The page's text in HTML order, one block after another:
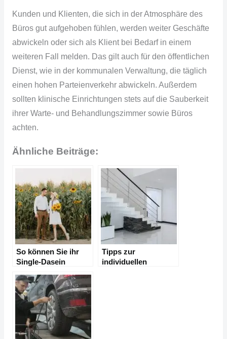
Kunden und Klienten, die sich in der Atmosphäre des
Büros gut aufgehoben fühlen, werden weiter Geschäfte
abwickeln oder sich als Klient bei Bedarf in einem
weiteren Fall melden. Das gilt auch für den öffentlichen
Dienst, wie in der kommunalen Verwaltung, die täglich
einen hohen Parteienverkehrabwickeln. Außerdem
sollten klinische Einrichtungen stets auf die Sauberkeit
ihrer Warte- und Behandlungszimmersowie Büros
achten.
Ähnliche Beiträge:
So können Sie ihr
Single-Dasein
Tipps zur
individuellen